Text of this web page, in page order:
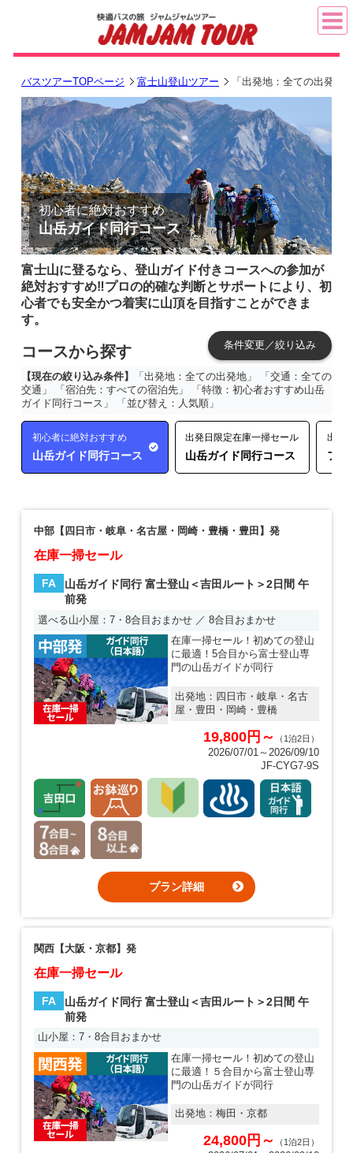
バスツアーTOPページ 富士山登山ツアー 「出発地：全ての出発
初心者に絶対おすすめ
山岳ガイド同行コース
富士山に登るなら、登山ガイド付きコースへの参加が
絶対おすすめ‼プロの的確な判断とサポートにより、初
心者でも安全かつ着実に山頂を目指すことができま
す。
コースから探す 条件変更／絞り込み
【現在の絞り込み条件】
「出発地：全ての出発地」 「交通：全ての
交通」 「宿泊先：すべての宿泊先」 「特徴：初心者おすすめ山岳
ガイド同行コース」 「並び替え：人気順」
初心者に絶対おすすめ
山岳ガイド同行コース
出発日限定在庫一掃セール
山岳ガイド同行コース
出発
フリ
中部【四日市・岐阜・名古屋・岡崎・豊橋・豊田】発
在庫一掃セール
FA
山岳ガイド同行 富士登山＜吉田ルート＞2日間 午
前発
選べる山小屋：7・8合目おまかせ ／ 8合目おまかせ
在庫一掃セール！初めての登山
に最適！5合目から富士登山専
門の山岳ガイドが同行
出発地： 四日市・岐阜・名古
屋・豊田・岡崎・豊橋
19,800円～ （1泊2日）
2026/07/01～2026/09/10
JF-CYG7-9S
プラン詳細
関西【大阪・京都】発
在庫一掃セール
FA
山岳ガイド同行 富士登山＜吉田ルート＞2日間 午
前発
山小屋：7・8合目おまかせ
在庫一掃セール！初めての登山
に最適！５合目から富士登山専
門の山岳ガイドが同行
出発地： 梅田・京都
24,800円～ （1泊2日）